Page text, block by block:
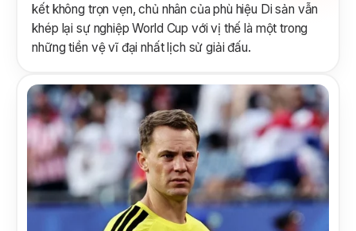
kết không trọn vẹn, chủ nhân của phù hiệu Di sản vẫn
khép lại sự nghiệp World Cup với vị thế là một trong
những tiền vệ vĩ đại nhất lịch sử giải đấu.